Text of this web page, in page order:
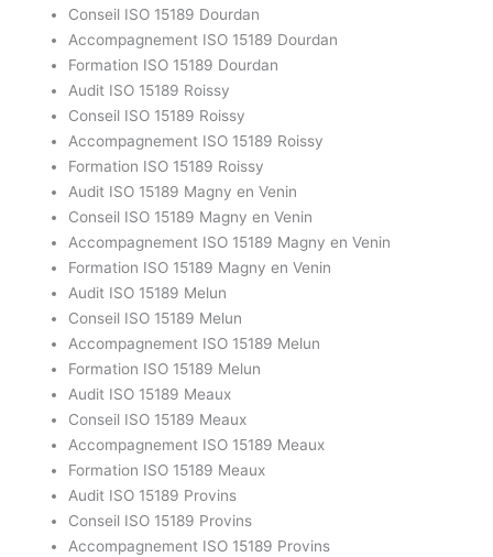
Conseil ISO 15189 Dourdan
Accompagnement ISO 15189 Dourdan
Formation ISO 15189 Dourdan
Audit ISO 15189 Roissy
Conseil ISO 15189 Roissy
Accompagnement ISO 15189 Roissy
Formation ISO 15189 Roissy
Audit ISO 15189 Magny en Venin
Conseil ISO 15189 Magny en Venin
Accompagnement ISO 15189 Magny en Venin
Formation ISO 15189 Magny en Venin
Audit ISO 15189 Melun
Conseil ISO 15189 Melun
Accompagnement ISO 15189 Melun
Formation ISO 15189 Melun
Audit ISO 15189 Meaux
Conseil ISO 15189 Meaux
Accompagnement ISO 15189 Meaux
Formation ISO 15189 Meaux
Audit ISO 15189 Provins
Conseil ISO 15189 Provins
Accompagnement ISO 15189 Provins